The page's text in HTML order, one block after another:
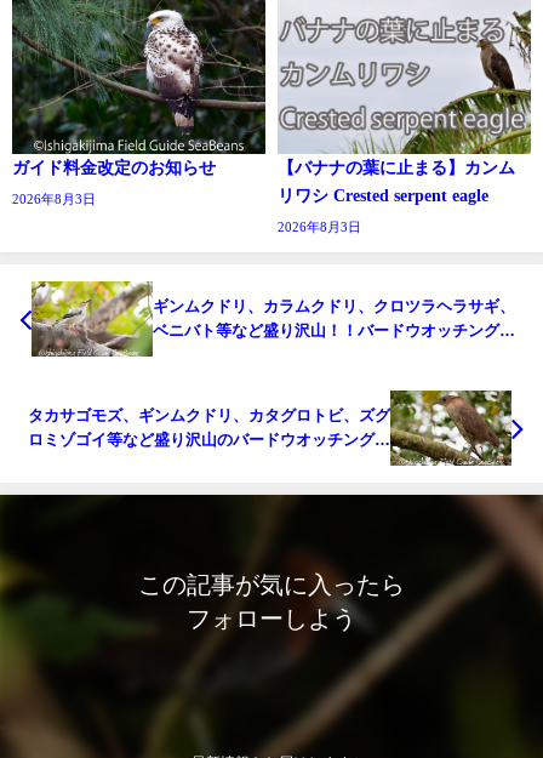
ガイド料金改定のお知らせ
2026年8月3日
【バナナの葉に止まる】カンム
リワシ Crested serpent eagle
2026年8月3日
ギンムクドリ、カラムクドリ、クロツラヘラサギ、
ベニバト等など盛り沢山！！バードウオッチング＆
タカサゴモズ、ギンムクドリ、カタグロトビ、ズグ
ロミゾゴイ等など盛り沢山のバードウオッチング＆
この記事が気に入ったら
フォローしよう